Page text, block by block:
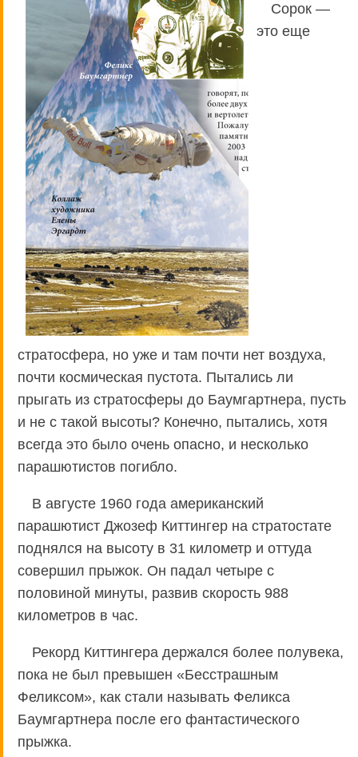
Сорок —
это еще
стратосфера, но уже и там почти нет воздуха,
почти космическая пустота. Пытались ли
прыгать из стратосферы до Баумгартнера, пусть
и не с такой высоты? Конечно, пытались, хотя
всегда это было очень опасно, и несколько
парашютистов погибло.
В августе 1960 года американский
парашютист Джозеф Киттингер на стратостате
поднялся на высоту в 31 километр и оттуда
совершил прыжок. Он падал четыре с
половиной минуты, развив скорость 988
километров в час.
Рекорд Киттингера держался более полувека,
пока не был превышен «Бесстрашным
Феликсом», как стали называть Феликса
Баумгартнера после его фантастического
прыжка.